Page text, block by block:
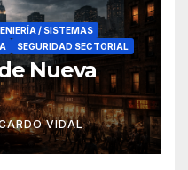
/ SISTEMAS
SEGURIDAD SECTORIAL
Nueva
VIDAL